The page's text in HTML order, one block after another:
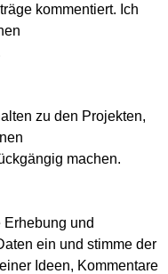
kommentiert. Ich
zu den Projekten,
machen.
und
ein und stimme der
Ideen, Kommentare